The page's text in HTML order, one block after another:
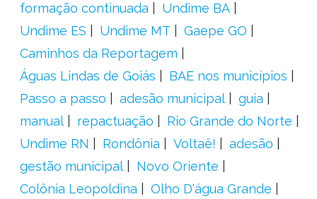
formação continuada
Undime BA
Undime ES
Undime MT
Gaepe GO
Caminhos da Reportagem
Águas Lindas de Goiás
BAE nos municípios
Passo a passo
adesão municipal
guia
manual
repactuação
Rio Grande do Norte
Undime RN
Rondônia Voltaê!
adesão
gestão municipal
Novo Oriente
Colônia Leopoldina
Olho D'água Grande